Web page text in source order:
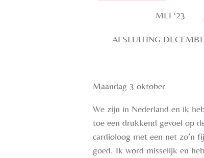
MEI ‘23
AFSLUITING
Maandag 3 oktober
We zijn in Nederland en ik
toe een drukkend gevoel op
cardioloog met een net zo’n
goed. Ik word misselijk en